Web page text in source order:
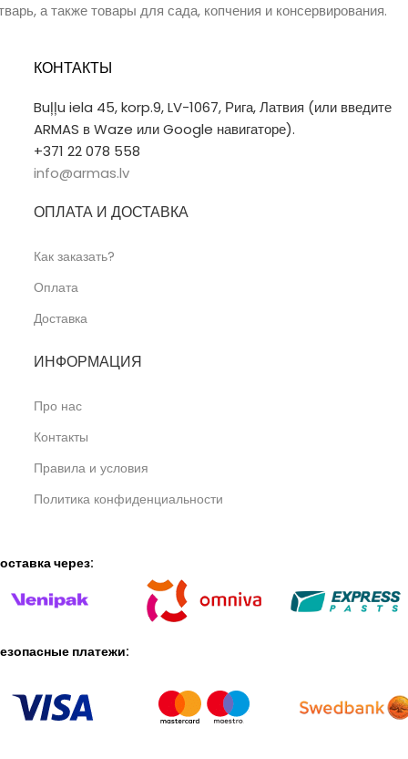
а также товары для сада, копчения и консервирования.
КОНТАКТЫ
Buļļu iela 45, korp.9, LV-1067, Рига, Латвия (или введите
ARMAS в Waze или Google навигаторе).
+371 22 078 558
info@armas.lv
ОПЛАТА И ДОСТАВКА
Как заказать?
Оплата
Доставка
ИНФОРМАЦИЯ
Про нас
Контакты
Правила и условия
Политика конфиденциальности
через:
платежи: